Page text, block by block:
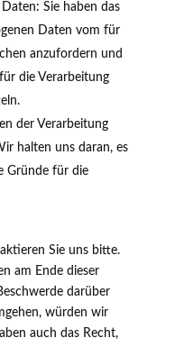
Sie haben das
Daten vom für
anzufordern und
die Verarbeitung
der Verarbeitung
halten uns daran, es
Gründe für die
Sie uns bitte.
am Ende dieser
darüber
würden wir
auch das Recht,